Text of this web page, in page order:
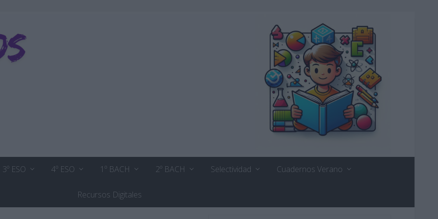
3º ESO 4º ESO 1º BACH 2º BACH Selectividad Cuadernos Verano
Recursos Digitales